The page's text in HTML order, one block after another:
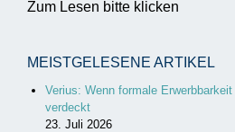
Zum Lesen bitte klicken
MEISTGELESENE ARTIKEL
Verius: Wenn formale
verdeckt
23. Juli 2026